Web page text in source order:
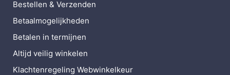
Bestellen & Verzenden
Betaalmogelijkheden
Betalen in termijnen
Altijd veilig winkelen
Klachtenregeling Webwinkelkeur